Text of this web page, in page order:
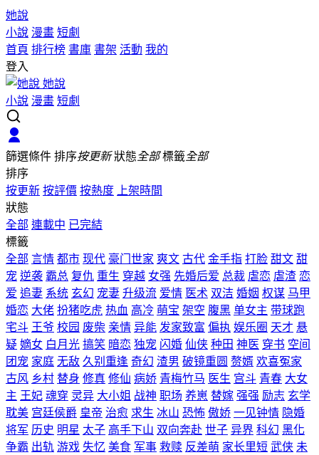
她說
小說 漫畫 短劇
首頁 排行榜 書庫 書架 活動 我的
登入
她說
小說 漫畫 短劇
篩選條件 排序按更新 狀態全部 標籤全部
排序
按更新 按評價 按熱度
上架時間
狀態
全部 連載中 已完結
標籤
全部 言情 都市 现代 豪门世家 爽文 古代 金手指 打脸 甜文 甜
宠 逆袭 霸总 复仇 重生 穿越 女强 先婚后爱 总裁 虐恋 虐渣 恋
爱 追妻 系统 玄幻 宠妻 升级流 爱情 医术 双洁 婚姻 权谋 马甲
婚恋 大佬 扮猪吃虎 热血 高冷 萌宝 架空 腹黑 单女主 带球跑
宅斗 王爷 校园 废柴 亲情 异能 发家致富 偏执 娱乐圈 天才 悬
疑 嫡女 白月光 搞笑 暗恋 独宠 闪婚 仙侠 种田 神医 穿书 空间
团宠 家庭 无敌 久别重逢 奇幻 渣男 破镜重圆 赘婿 欢喜冤家
古风 乡村 替身 修真 修仙 病娇 青梅竹马 医生 宫斗 青春 大女
主 王妃 魂穿 灵异 大小姐 战神 职场 养崽 替嫁 强强 励志 玄学
耽美 宫廷侯爵 皇帝 治愈 求生 冰山 恐怖 傲娇 一见钟情 隐婚
将军 历史 明星 太子 高手下山 双向奔赴 世子 异界 科幻 黑化
争霸 出轨 游戏 失忆 美食 军事 救赎 反差萌 家长里短 武侠 未